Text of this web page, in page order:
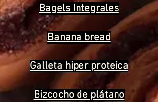
Bagels Integrales
Banana bread
Galleta hiper proteica
Bizcocho de plátano